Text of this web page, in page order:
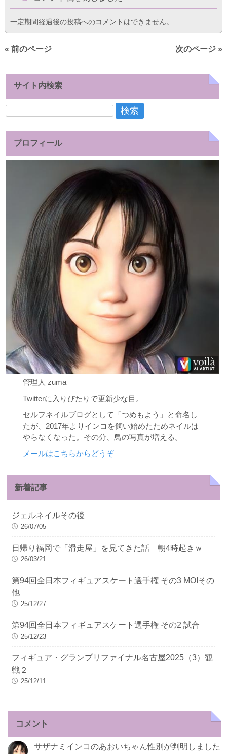
一定期間経過後の投稿へのコメントはできません。
« 前のページ 次のページ »
サイト内検索
検
プロフィール
管理人 zuma
Twitterに入りびたりで更新少な目。
セルフネイルブログとして「つめもよう」と命名し
たが、2017年よりインコを飼い始めたためネイルは
やらなくなった。その分、鳥の写真が増える。
メールはこちらからどうぞ
新着記事
ジェルネイルその後
26/07/05
日帰り福岡で「滑走屋」を見てきた話 朝4時起きｗ
26/03/21
第94回全日本フィギュアスケート選手権 その3 MOIその
他
25/12/27
第94回全日本フィギュアスケート選手権 その2 試合
25/12/23
フィギュア・グランプリファイナル名古屋2025（3）観
戦２
25/12/11
コメント
サザナミインコのあおいちゃん性別が判明しました